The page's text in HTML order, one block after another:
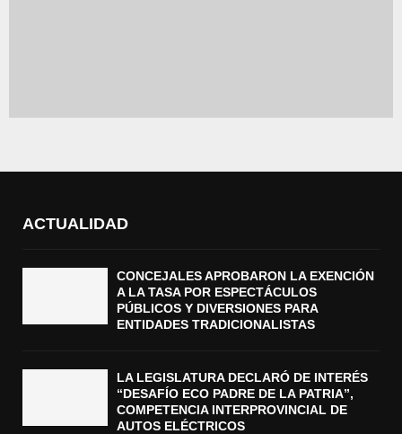
ACTUALIDAD
CONCEJALES APROBARON LA EXENCIÓN
A LA TASA POR ESPECTÁCULOS
PÚBLICOS Y DIVERSIONES PARA
ENTIDADES TRADICIONALISTAS
LA LEGISLATURA DECLARÓ DE INTERÉS
“DESAFÍO ECO PADRE DE LA PATRIA”,
COMPETENCIA INTERPROVINCIAL DE
AUTOS ELÉCTRICOS